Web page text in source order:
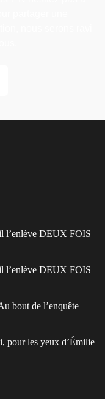
l’enlève DEUX FOIS
l’enlève DEUX FOIS
bout de l’enquête
pour les yeux d’Émilie